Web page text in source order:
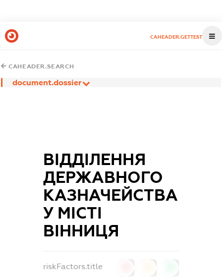
CAHEADER.GETTEST
CAHEADER.SEARCH
document.dossier
ВІДДІЛЕННЯ
ДЕРЖАВНОГО
КАЗНАЧЕЙСТВА
У МІСТІ
ВІННИЦЯ
riskFactors.title